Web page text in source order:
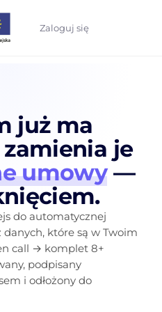
Zaloguj się
już ma
zamienia je
umowy—
do automatycznej
które są w Twoim
call → komplet 8+
podpisany
i odłożony do